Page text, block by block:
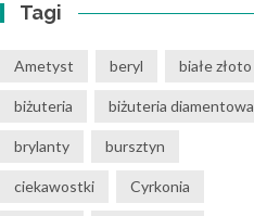
Tagi
Ametyst beryl białe złoto
biżuteria biżuteria diamentowa
brylanty bursztyn
ciekawostki Cyrkonia